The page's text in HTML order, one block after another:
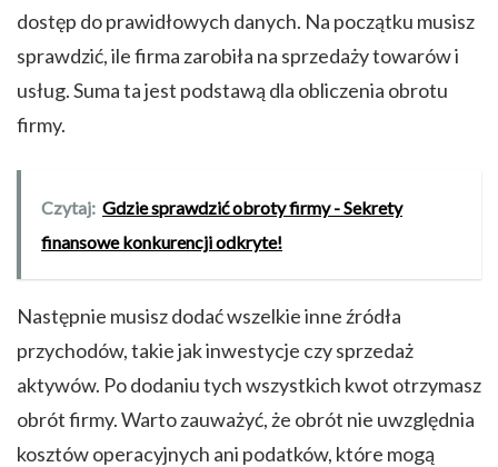
dostęp do prawidłowych danych. Na początku musisz
sprawdzić, ile firma zarobiła na sprzedaży towarów i
usług. Suma ta jest podstawą dla obliczenia obrotu
firmy.
Czytaj: Gdzie sprawdzić obroty firmy - Sekrety
finansowe konkurencji odkryte!
Następnie musisz dodać wszelkie inne źródła
przychodów, takie jak inwestycje czy sprzedaż
aktywów. Po dodaniu tych wszystkich kwot otrzymasz
obrót firmy. Warto zauważyć, że obrót nie uwzględnia
kosztów operacyjnych ani podatków, które mogą